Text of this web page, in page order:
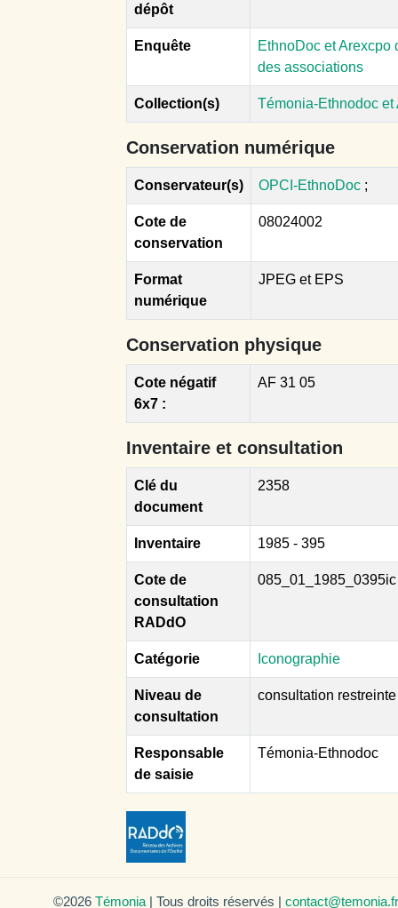
dépôt
Enquête
EthnoDoc et Arexcpo
des associations
Collection(s) Témonia-Ethnodoc
Conservation numérique
Conservateur(s) OPCI-EthnoDoc ;
Cote de
conservation
08024002
Format
numérique
JPEG et EPS
Conservation physique
Cote négatif
6x7 :
AF 31 05
Inventaire et consultation
Clé du
document
2358
Inventaire 1985 - 395
Cote de
consultation
RADdO
085_01_1985_0395ic
Catégorie Iconographie
Niveau de
consultation
consultation restreinte
Responsable
de saisie
Témonia-Ethnodoc
©2026 Témonia | Tous droits réservés | contact@temonia.fr